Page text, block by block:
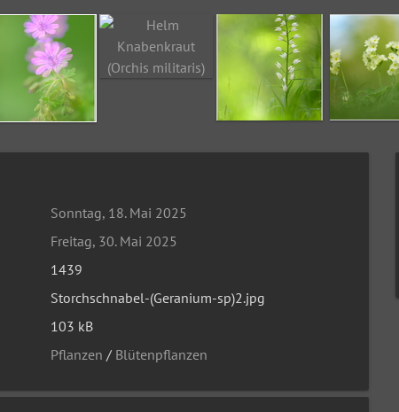
Sonntag, 18. Mai 2025
Freitag, 30. Mai 2025
1439
Storchschnabel-(Geranium-sp)2.jpg
103 kB
Pflanzen / Blütenpflanzen